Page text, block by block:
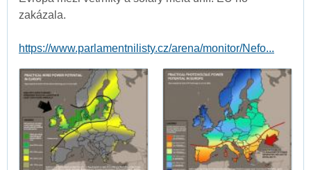
zakázala.
https://www.parlamentnilisty.cz/arena/monitor/Nefo...